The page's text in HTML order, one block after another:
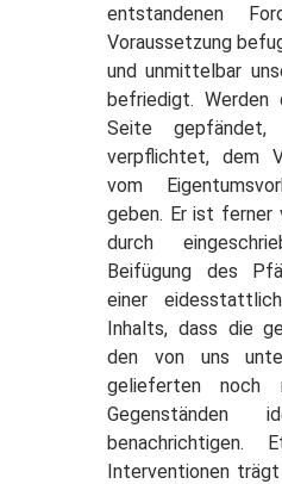
entstandenen
Voraussetzung
und unmittelbar
befriedigt.
Seite
verpflichtet, dem
vom
geben. Er ist
durch
Beifügung des
einer
Inhalts, dass die
den von uns
gelieferten noch
Gegenständen
benachrichtigen.
Interventionen